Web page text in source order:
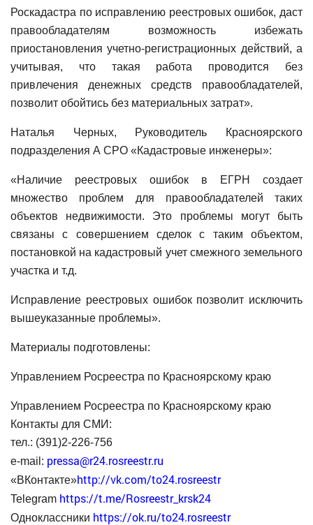
Роскадастра по исправлению реестровых ошибок, даст
правообладателям возможность избежать
приостановления учетно-регистрационных действий, а
учитывая, что такая работа проводится без
привлечения денежных средств правообладателей,
позволит обойтись без материальных затрат».
Наталья Черных, Руководитель Красноярского
подразделения А СРО «Кадастровые инженеры»:
«Наличие реестровых ошибок в ЕГРН создает
множество проблем для правообладателей таких
объектов недвижимости. Это проблемы могут быть
связаны с совершением сделок с таким объектом,
постановкой на кадастровый учет смежного земельного
участка и т.д.
Исправление реестровых ошибок позволит исключить
вышеуказанные проблемы».
Материалы подготовлены:
Управлением Росреестра по Красноярскому краю
Управлением Росреестра по Красноярскому краю
Контакты для СМИ:
тел.: (391)2-226-756
е-mail: pressa@r24.rosreestr.ru
«ВКонтакте»http://vk.com/to24.rosreestr
Telegram https://t.me/Rosreestr_krsk24
Одноклассники https://ok.ru/to24.rosreestr